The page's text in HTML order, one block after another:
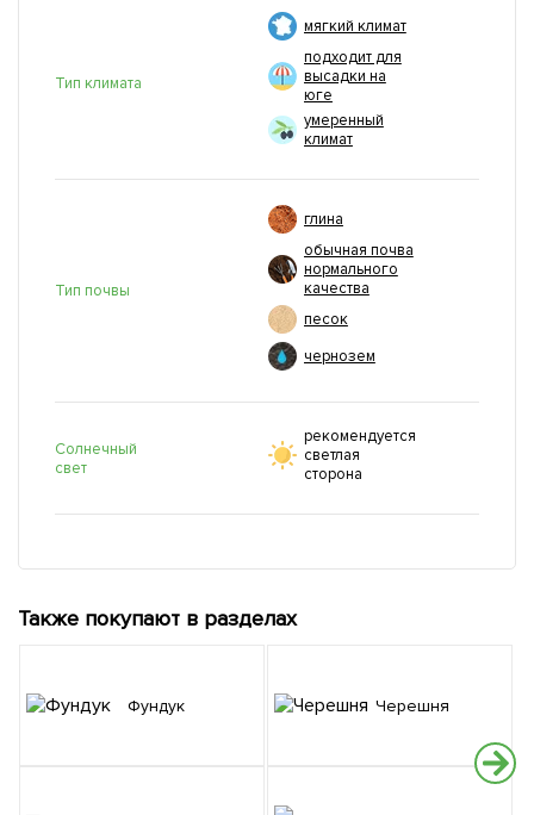
Тип климата
мягкий климат
подходит для
высадки на
юге
умеренный
климат
Тип почвы
глина
обычная почва
нормального
качества
песок
чернозем
Солнечный
свет
рекомендуется
светлая
сторона
Также покупают в разделах
Фундук Черешня